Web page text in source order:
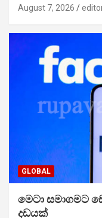
August 7, 2026
GLOBAL
මෙටා සමාගමට
දඩයක්